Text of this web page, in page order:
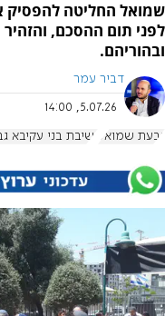
שמואל החליטה
לפני תום ההסכם,
ובהוריהם.
דביר עמר
5.07.26, 14:00
גבעת שמואל ישיבת בני עקיבא